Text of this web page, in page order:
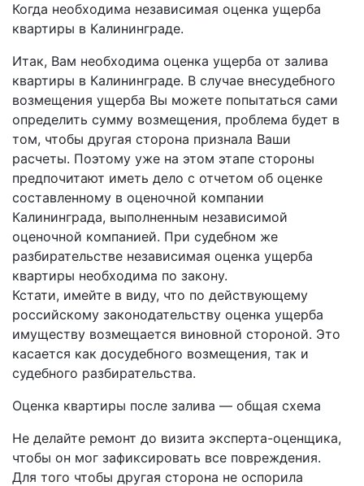
Когда необходима независимая оценка ущерба
квартиры в Калининграде.
Итак, Вам необходима оценка ущерба от залива
квартиры в Калининграде. В случае внесудебного
возмещения ущерба Вы можете попытаться сами
определить сумму возмещения, проблема будет в
том, чтобы другая сторона признала Ваши
расчеты. Поэтому уже на этом этапе стороны
предпочитают иметь дело с отчетом об оценке
составленному в оценочной компании
Калининграда, выполненным независимой
оценочной компанией. При судебном же
разбирательстве независимая оценка ущерба
квартиры необходима по закону.
Кстати, имейте в виду, что по действующему
российскому законодательству оценка ущерба
имуществу возмещается виновной стороной. Это
касается как досудебного возмещения, так и
судебного разбирательства.
Оценка квартиры после залива — общая схема
Не делайте ремонт до визита эксперта-оценщика,
чтобы он мог зафиксировать все повреждения.
Для того чтобы другая сторона не оспорила